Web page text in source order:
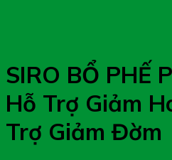
SIRO BỔ PHẾ
Hỗ Trợ Giảm
Trợ Giảm Đờm